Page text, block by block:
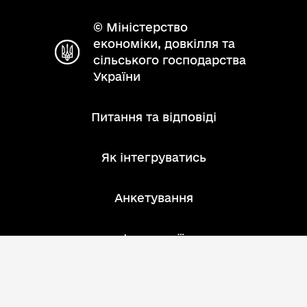
© Міністерство
економіки, довкілля та
сільського господарства
України
Питання та відповіді
Як інтегруватись
Анкетування
Інструкції